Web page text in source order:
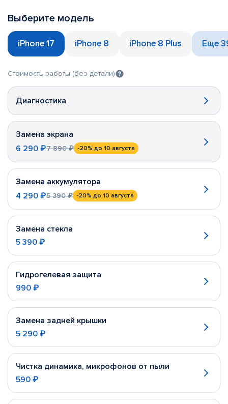
Выберите модель
iPhone 17 iPhone 8 iPhone 8 Plus Еще
Стоимость работы (без детали)
Диагностика
Замена экрана
6 290 ₽7 890 ₽ -20% до 10 августа
Замена аккумулятора
4 290 ₽5 390 ₽ -20% до 10 августа
Замена стекла
5 390 ₽
Гидрогелевая защита
990 ₽
Замена задней крышки
5 290 ₽
Чистка динамика, микрофонов от пыли
590 ₽